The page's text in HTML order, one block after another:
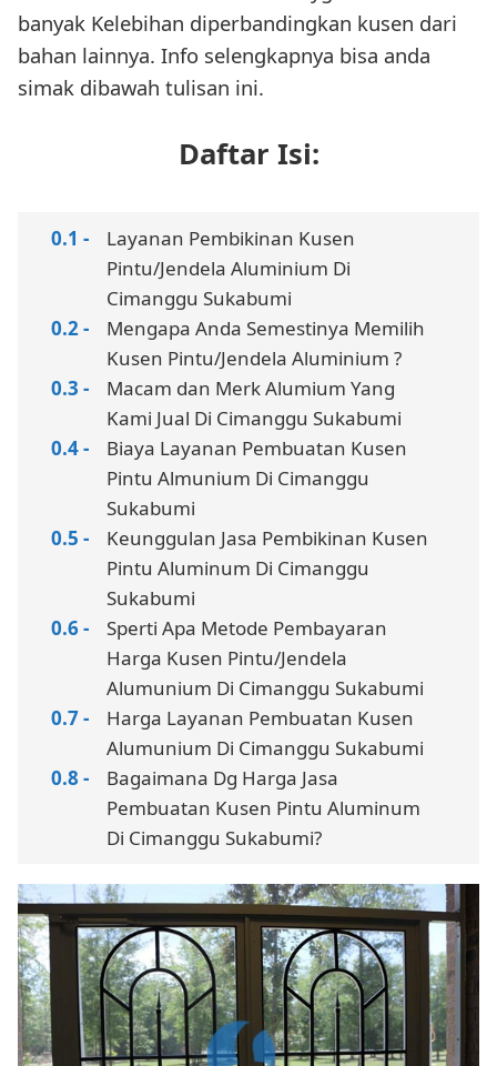
banyak Kelebihan diperbandingkan kusen dari
bahan lainnya. Info selengkapnya bisa anda
simak dibawah tulisan ini.
Daftar Isi:
Layanan Pembikinan Kusen
Pintu/Jendela Aluminium Di
Cimanggu Sukabumi
Mengapa Anda Semestinya Memilih
Kusen Pintu/Jendela Aluminium ?
Macam dan Merk Alumium Yang
Kami Jual Di Cimanggu Sukabumi
Biaya Layanan Pembuatan Kusen
Pintu Almunium Di Cimanggu
Sukabumi
Keunggulan Jasa Pembikinan Kusen
Pintu Aluminum Di Cimanggu
Sukabumi
Sperti Apa Metode Pembayaran
Harga Kusen Pintu/Jendela
Alumunium Di Cimanggu Sukabumi
Harga Layanan Pembuatan Kusen
Alumunium Di Cimanggu Sukabumi
Bagaimana Dg Harga Jasa
Pembuatan Kusen Pintu Aluminum
Di Cimanggu Sukabumi?